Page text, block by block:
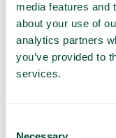
media features and
about your use of
analytics partners
you’ve provided to
services.